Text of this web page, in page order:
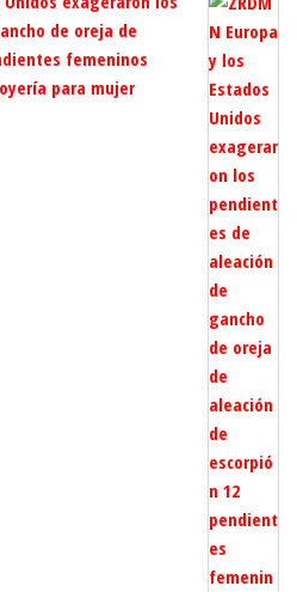
de oreja de
femeninos
para mujer